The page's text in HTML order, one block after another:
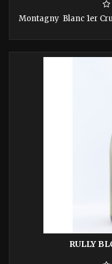
Montagny Blanc 1er
RULLY